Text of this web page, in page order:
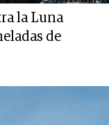
la Luna
de